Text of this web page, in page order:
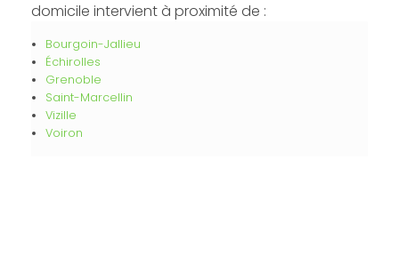
domicile intervient à proximité de :
Bourgoin-Jallieu
Échirolles
Grenoble
Saint-Marcellin
Vizille
Voiron